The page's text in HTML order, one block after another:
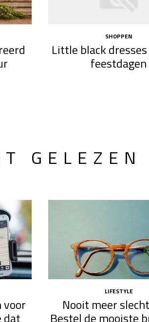
SHOPPEN
Little black
feestdagen
GELEZEN
voor
dat
LIFESTYLE
Nooit meer
Bestel de mooiste